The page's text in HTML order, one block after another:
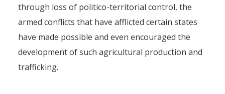
through loss of politico-territorial control, the
armed conflicts that have afflicted certain states
have made possible and even encouraged the
development of such agricultural production and
trafficking.